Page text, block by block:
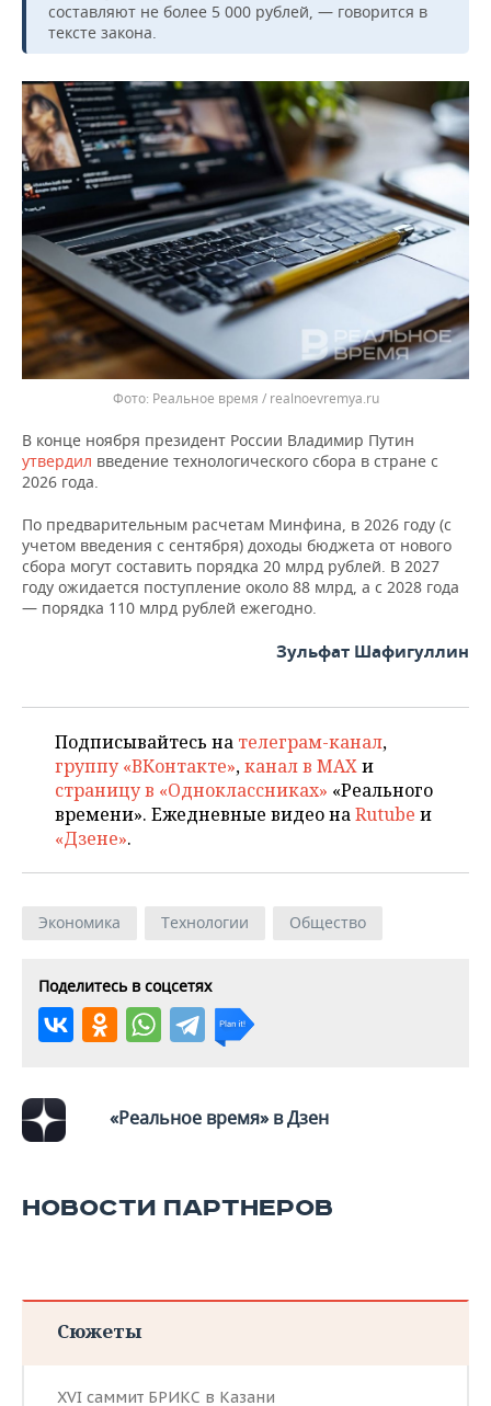
составляют не более 5 000 рублей, — говорится в
тексте закона.
Реальное время / realnoevremya.ru
В конце ноября президент России Владимир Путин
утвердил введение технологического сбора в стране с
2026 года.
По предварительным расчетам Минфина, в 2026 году (с
учетом введения с сентября) доходы бюджета от нового
сбора могут составить порядка 20 млрд рублей. В 2027
году ожидается поступление около 88 млрд, а с 2028 года
— порядка 110 млрд рублей ежегодно.
Зульфат Шафигуллин
Подписывайтесь на телеграм-канал,
группу «ВКонтакте»,канал в MAXи
страницу в «Одноклассниках» «Реального
времени». Ежедневные видео наRutube и
«Дзене».
Экономика Технологии Общество
Поделитесь в соцсетях
«Реальное время» в Дзен
НОВОСТИ ПАРТНЕРОВ
Сюжеты
XVI саммит БРИКС в Казани